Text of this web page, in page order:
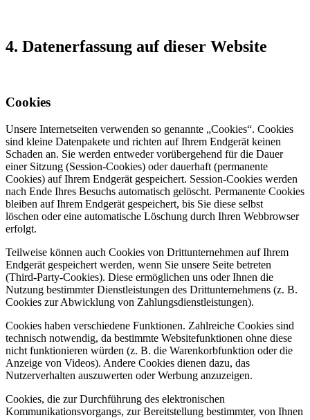
4. Datenerfassung auf dieser Website
Cookies
Unsere Internetseiten verwenden so genannte „Cookies“. Cookies
sind kleine Datenpakete und richten auf Ihrem Endgerät keinen
Schaden an. Sie werden entweder vorübergehend für die Dauer
einer Sitzung (Session-Cookies) oder dauerhaft (permanente
Cookies) auf Ihrem Endgerät gespeichert. Session-Cookies werden
nach Ende Ihres Besuchs automatisch gelöscht. Permanente Cookies
bleiben auf Ihrem Endgerät gespeichert, bis Sie diese selbst
löschen oder eine automatische Löschung durch Ihren Webbrowser
erfolgt.
Teilweise können auch Cookies von Drittunternehmen auf Ihrem
Endgerät gespeichert werden, wenn Sie unsere Seite betreten
(Third-Party-Cookies). Diese ermöglichen uns oder Ihnen die
Nutzung bestimmter Dienstleistungen des Drittunternehmens (z. B.
Cookies zur Abwicklung von Zahlungsdienstleistungen).
Cookies haben verschiedene Funktionen. Zahlreiche Cookies sind
technisch notwendig, da bestimmte Websitefunktionen ohne diese
nicht funktionieren würden (z. B. die Warenkorbfunktion oder die
Anzeige von Videos). Andere Cookies dienen dazu, das
Nutzerverhalten auszuwerten oder Werbung anzuzeigen.
Cookies, die zur Durchführung des elektronischen
Kommunikationsvorgangs, zur Bereitstellung bestimmter, von Ihnen